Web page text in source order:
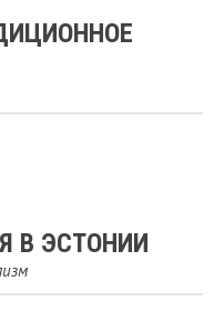
В ЭСТОНИИ